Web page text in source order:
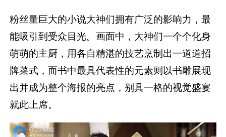
粉丝量巨大的小说大神们拥有广泛的影响力，最
能吸引到受众目光。画面中，大神们一个个化身
萌萌的主厨，用各自精湛的技艺烹制出一道道招
牌菜式，而书中最具代表性的元素则以书雕展现
出并成为整个海报的亮点，别具一格的视觉盛宴
就此上席。